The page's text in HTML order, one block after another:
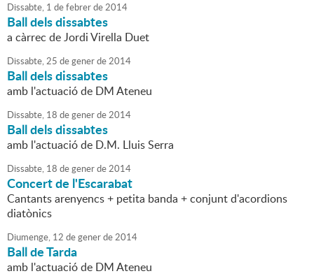
Dissabte, 1 defebrerde2014
Ball dels dissabtes
a càrrec de Jordi Virella Duet
Dissabte,25 degenerde2014
Ball dels dissabtes
amb l'actuació de DM Ateneu
Dissabte, 18 degenerde2014
Ball dels dissabtes
amb l'actuació de D.M. Lluis Serra
Dissabte, 18 degenerde2014
Concert de l'Escarabat
Cantants arenyencs + petita banda + conjunt d'acordions
diatònics
Diumenge, 12 degenerde2014
Ball de Tarda
amb l'actuació de DM Ateneu